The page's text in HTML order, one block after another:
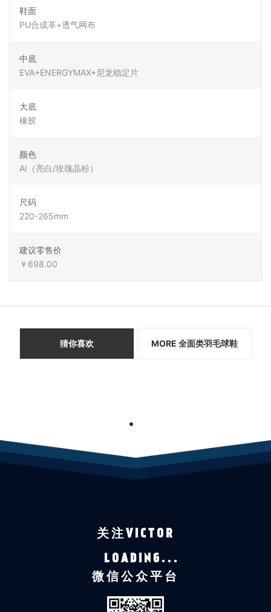
鞋面
PU合成革+透气网布
中底
EVA+ENERGYMAX+尼龙稳定片
大底
橡胶
颜色
AI（亮白/玫瑰晶粉）
尺码
220-265mm
建议零售价
￥698.00
猜你喜欢 MORE 全面类羽毛球鞋
1
关注VICTOR
LOADING...
微信公众平台